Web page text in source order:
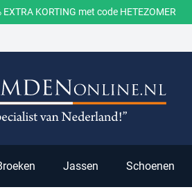
KORTING met code HETEZOMER
Jassen Schoenen